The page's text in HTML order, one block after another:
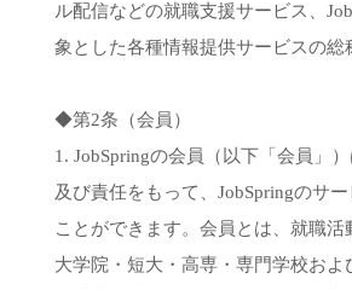
ル配信などの就職支援サービス、
象とした各種情報提供サービスの総
◆第2条（会員）
1. JobSpringの会員（以下「会員」
及び責任をもって、JobSpringのサ
ことができます。会員とは、就職活
大学院・短大・高専・専門学校およ